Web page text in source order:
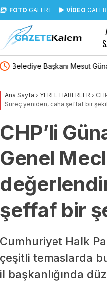
FOTO GALERİ VİDEO
TBMM Genel Kurulu… İYİ
Ana Sayfa › YEREL HABERLER ›
Süreç yeniden, daha şeffaf bir
CHP’li
Genel
şeffaf bir
Cumhuriyet Halk
çeşitli temaslarda
il başkanlığında